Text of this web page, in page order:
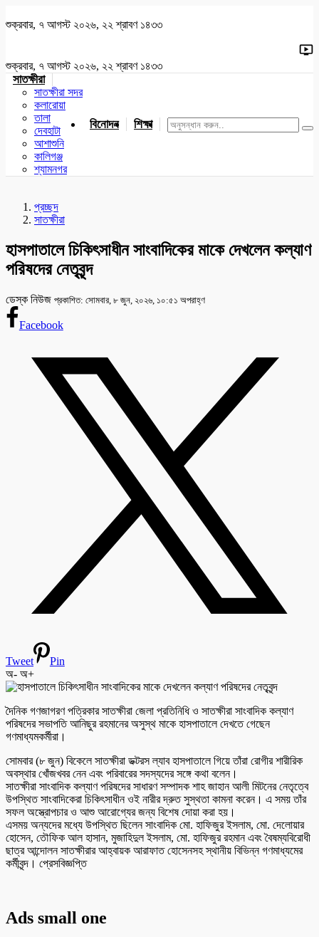
শুক্রবার, ৭ আগস্ট ২০২৬, ২২ শ্রাবণ ১৪৩৩
শুক্রবার, ৭ আগস্ট ২০২৬, ২২ শ্রাবণ ১৪৩৩
সাতক্ষীরা
সাতক্ষীরা সদর
কলারোয়া
তালা
দেবহাটা
আশাশুনি
কালিগঞ্জ
শ্যামনগর
বিনোদন শিক্ষা খেলাধুলা জাতীয় যশোর
প্রচ্ছদ
সাতক্ষীরা
হাসপাতালে চিকিৎসাধীন সাংবাদিকের মাকে দেখলেন কল্যাণ
পরিষদের নেতৃবৃন্দ
ডেস্ক নিউজ প্রকাশিত: সোমবার, ৮ জুন, ২০২৬, ১০:৫১ অপরাহ্ণ
Facebook
Tweet
Pin
অ- অ+
দৈনিক গণজাগরণ পত্রিকার সাতক্ষীরা জেলা প্রতিনিধি ও সাতক্ষীরা সাংবাদিক কল্যাণ
পরিষদের সভাপতি আনিছুর রহমানের অসুস্থ মাকে হাসপাতালে দেখতে গেছেন
গণমাধ্যমকর্মীরা।
সোমবার (৮ জুন) বিকেলে সাতক্ষীরা ডক্টরস ল্যাব হাসপাতালে গিয়ে তাঁরা রোগীর শারীরিক
অবস্থার খোঁজখবর নেন এবং পরিবারের সদস্যদের সঙ্গে কথা বলেন।
সাতক্ষীরা সাংবাদিক কল্যাণ পরিষদের সাধারণ সম্পাদক শাহ জাহান আলী মিটনের নেতৃত্বে
উপস্থিত সাংবাদিকেরা চিকিৎসাধীন ওই নারীর দ্রুত সুস্থতা কামনা করেন। এ সময় তাঁর
সফল অস্ত্রোপচার ও আশু আরোগ্যের জন্য বিশেষ দোয়া করা হয়।
এসময় অন্যদের মধ্যে উপস্থিত ছিলেন সাংবাদিক মো. হাফিজুর ইসলাম, মো. দেলোয়ার
হোসেন, তৌফিক আল হাসান, মুজাহিদুল ইসলাম, মো. হাফিজুর রহমান এবং বৈষম্যবিরোধী
ছাত্র আন্দোলন সাতক্ষীরার আহ্বায়ক আরাফাত হোসেনসহ স্থানীয় বিভিন্ন গণমাধ্যমের
কর্মীবৃন্দ। প্রেসবিজ্ঞপ্তি
Ads small one